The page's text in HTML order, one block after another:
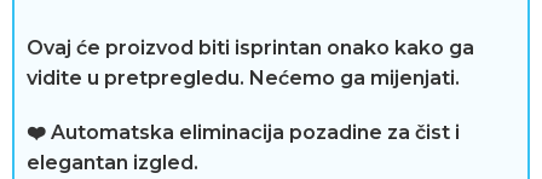
j
e
Ovaj će proizvod biti isprintan onako kako ga
vidite u pretpregledu. Nećemo ga mijenjati.
❤️ Automatska eliminacija pozadine za čist i
elegantan izgled.